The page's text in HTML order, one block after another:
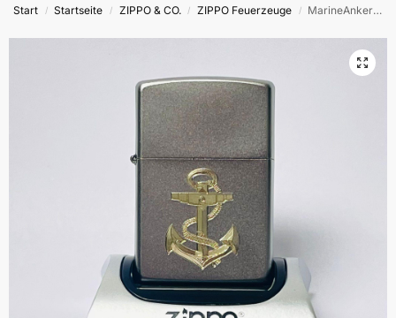
Start / Startseite / ZIPPO & CO. / ZIPPO Feuerzeuge / MarineAnker – ZIPPO Sturmfeuerzeug m. Diamantgravur – Navy